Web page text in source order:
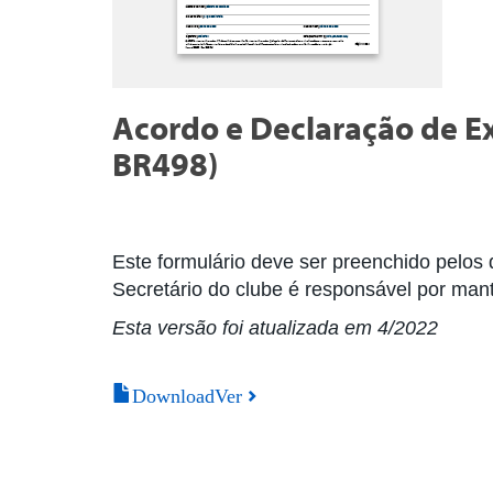
Acordo e Declaração de
BR498)
Este formulário deve ser preenchido
Secretário do clube é responsável por
Esta versão foi atualizada em 4/2022
DownloadVer